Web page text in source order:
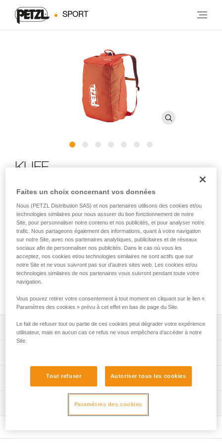
SPORT
KLIFF
Sac à corde pour l'escalade en falaise
Pour passer une belle journée en falaise ! KLIFF vous permet
de transporter jusqu'à 100 m de corde, ainsi que tout le
matériel d'escalade utile à votre progression : harnais,
chaussons, dégaines... Son système d'ouverture situé dans
le dos vous permet d'accéder rapidement à votre matériel.
Sa bâche amovible vous permet de délimiter un espace
propre pour votre corde. Ses bretelles rembourrées et
ajustables vous permettent de transporter confortablement
Descriptif
100 m de corde ou une corde à double, ainsi que tout le
matériel d'escalade (harnais, dégaines, chaussons...),
- tissu extérieur robuste, résistant à l'abrasion.
Pratique et facile à utiliser :
Volume: 36 litres
Poids: 750 g
Matière(s): tissus et sangles en polyester, crochet en
Informations techniques
Faites un choix concernant vos données
Nous (PETZL Distribution SAS) et nos partenaires utilisons des cookies et/ou
technologies similaires pour nous assurer du bon fonctionnement de notre
Site, pour personnaliser notre contenu et nos publicités, et pour analyser notre
trafic. Nous partageons également des informations, quant à votre navigation
sur notre Site, avec nos partenaires analytiques, publicitaires et de réseaux
sociaux afin de personnaliser nos publicités. Dans le cas où vous les
acceptez, nos cookies et/ou technologies similaires ne sont actifs que sur
notre Site et ne vous suivront pas sur d’autres sites web. Les cookies et/ou
technologies similaires de nos partenaires vous suivront pendant toute votre
navigation.
Vous pouvez retirer votre consentement à tout moment en cliquant sur le lien «
Paramètres des cookies » prévu à cet effet en bas de page du Site.
Le fait de refuser tout ou partie de ces cookies peut dégrader votre expérience
utilisateur, mais en aucun cas ce refus ne vous empêchera d’accéder à notre
Site.
Tout refuser Autoriser tous les cookies
Paramètres des cookies